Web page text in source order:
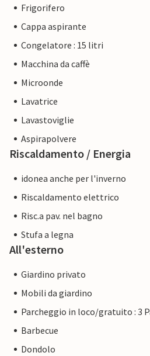
Frigorifero
Cappa aspirante
Congelatore : 15 litri
Macchina da caffè
Microonde
Lavatrice
Lavastoviglie
Aspirapolvere
Riscaldamento / Energia
idonea anche per l'inverno
Riscaldamento elettrico
Risc.a pav. nel bagno
Stufa a legna
All'esterno
Giardino privato
Mobili da giardino
Parcheggio in loco/gratuito : 3
Barbecue
Dondolo